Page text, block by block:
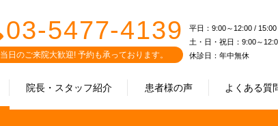
院長・スタッフ紹介 患者様の声 よくある質
03-5477-4139
当日のご来院大歓迎! 予約も承っております。
平日：9:00～12:00 /
土・日・祝日：9:00～
休診日：年中無休